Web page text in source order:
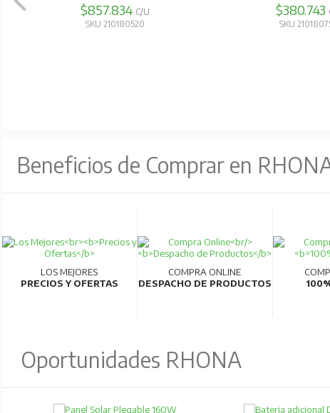
Alta calidad y eficiencia:
Producidos en líneas
$189.597 C/U
SKU 210150380
$308.270
SKU
Beneficios de Comprar en
LOS MEJORES
PRECIOS Y OFERTAS
COMPRA ONLINE
DESPACHO DE PRODUCTOS
Oportunidades RHONA